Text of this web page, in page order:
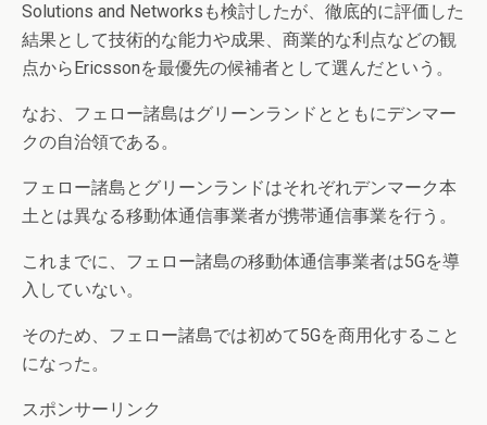
Solutions and Networksも検討したが、徹底的に評価した
結果として技術的な能力や成果、商業的な利点などの観
点からEricssonを最優先の候補者として選んだという。
なお、フェロー諸島はグリーンランドとともにデンマー
クの自治領である。
フェロー諸島とグリーンランドはそれぞれデンマーク本
土とは異なる移動体通信事業者が携帯通信事業を行う。
これまでに、フェロー諸島の移動体通信事業者は5Gを導
入していない。
そのため、フェロー諸島では初めて5Gを商用化すること
になった。
スポンサーリンク